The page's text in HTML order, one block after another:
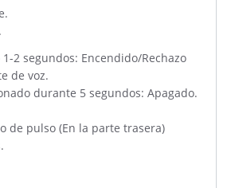
2 segundos: Encendido/Rechazo
de voz.
durante 5 segundos: Apagado.
de pulso (En la parte trasera)